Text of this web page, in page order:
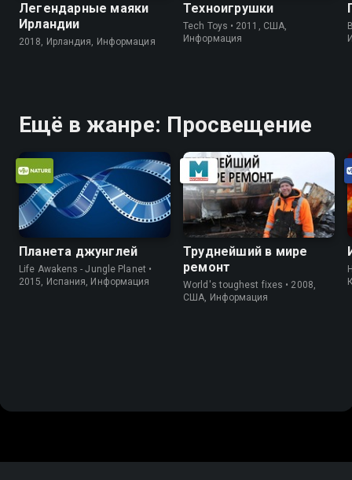
Легендарные маяки
Ирландии
2018, Ирландия, Информация
Техноигрушки
Tech Toys • 2011, США,
Информация
Ещё в жанре: Просвещение
Планета джунглей
Life Awakens - Jungle Planet •
2015, Испания, Информация
Труднейший в мире
ремонт
World's toughest fixes • 2008,
США, Информация